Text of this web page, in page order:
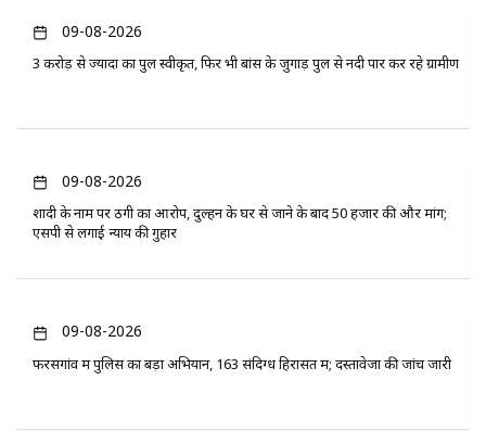
09-08-2026
3 करोड़ से ज्यादा का पुल स्वीकृत, फिर भी बांस के जुगाड़ पुल से नदी पार कर रहे ग्रामीण
09-08-2026
शादी के नाम पर ठगी का आरोप, दुल्हन के घर से जाने के बाद 50 हजार की और मांग;
एसपी से लगाई न्याय की गुहार
09-08-2026
फरसगांव में पुलिस का बड़ा अभियान, 163 संदिग्ध हिरासत में; दस्तावेजों की जांच जारी